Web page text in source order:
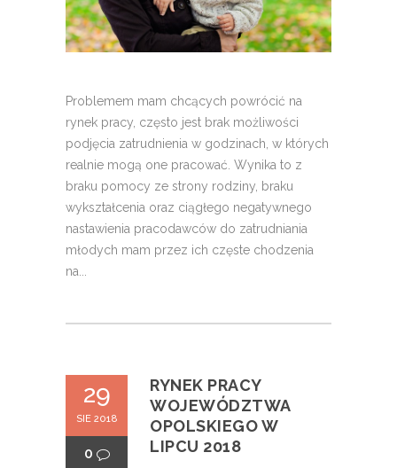
Problemem mam chcących powrócić na
rynek pracy, często jest brak możliwości
podjęcia zatrudnienia w godzinach, w których
realnie mogą one pracować. Wynika to z
braku pomocy ze strony rodziny, braku
wykształcenia oraz ciągłego negatywnego
nastawienia pracodawców do zatrudniania
młodych mam przez ich częste chodzenia
na...
29
SIE 2018
0
RYNEK PRACY
WOJEWÓDZTWA
OPOLSKIEGO W
LIPCU 2018